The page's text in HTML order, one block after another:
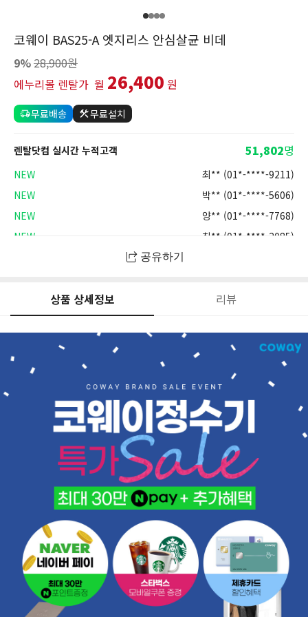
코웨이 BAS25-A 엣지리스 안심살균 비데
9%28,900원
에누리몰 렌탈가 월 26,400 원
무료배송 무료설치
렌탈닷컴 실시간 누적고객 51,802명
NEW
조** (01*-****-2728)
NEW
최** (01*-****-9211)
NEW
박** (01*-****-5606)
NEW
양** (01*-****-7768)
NEW
최** (01*-****-2085)
박** (01*-****-9887)
NEW
NEW
최** (01*-****-9396)
NEW
최** (01*-****-5077)
NEW
박** (01*-****-8356)
문** (01*-****-1031)
강** (01*-****-1646)
박** (01*-****-1099)
최** (01*-****-6521)
최** (01*-****-7563)
최** (01*-****-2479)
김** (01*-****-2094)
NEW
최** (01*-****-7872)
공유하기
상품 상세정보 리뷰